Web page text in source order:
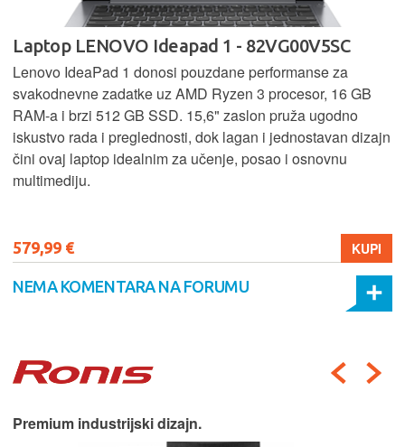
Laptop LENOVO Ideapad 1 - 82VG00V5SC
Lenovo IdeaPad 1 donosi pouzdane performanse za
svakodnevne zadatke uz AMD Ryzen 3 procesor, 16 GB
RAM-a i brzi 512 GB SSD. 15,6" zaslon pruža ugodno
iskustvo rada i preglednosti, dok lagan i jednostavan dizajn
čini ovaj laptop idealnim za učenje, posao i osnovnu
multimediju.
579,99 € KUPI
NEMA KOMENTARA NA FORUMU
Premium industrijski dizajn.